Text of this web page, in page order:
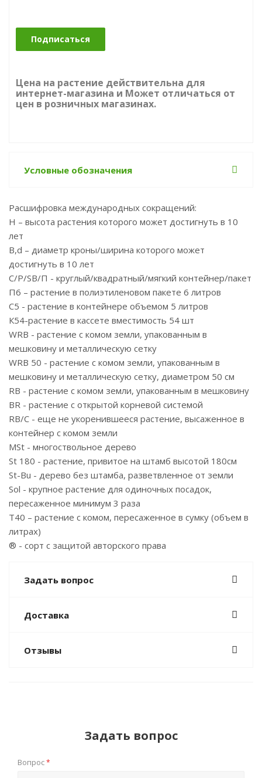
Подписаться
Цена на растение действительна для
интернет-магазина и Может отличаться от
цен в розничных магазинах.
Условные обозначения
Расшифровка международных сокращений:
Н – высота растения которого может достигнуть в 10
лет
B,d – диаметр кроны/ширина которого может
достигнуть в 10 лет
С/P/SB/П - круглый/квадратный/мягкий контейнер/пакет
П6 – растение в полиэтиленовом пакете 6 литров
С5 - растение в контейнере объемом 5 литров
К54-растение в кассете вместимость 54 шт
WRB - растение с комом земли, упакованным в
мешковину и металлическую сетку
WRB 50 - растение с комом земли, упакованным в
мешковину и металлическую сетку, диаметром 50 см
RB - растение с комом земли, упакованным в мешковину
BR - растение с открытой корневой системой
RB/C - еще не укоренившееся растение, высаженное в
контейнер с комом земли
MSt - многоствольное дерево
St 180 - растение, привитое на штамб высотой 180см
St-Bu - дерево без штамба, разветвленное от земли
Sol - крупное растение для одиночных посадок,
пересаженное минимум 3 раза
T40 – растение с комом, пересаженное в сумку (объем в
литрах)
® - сорт с защитой авторского права
Задать вопрос
Доставка
Отзывы
Задать вопрос
Вопрос*